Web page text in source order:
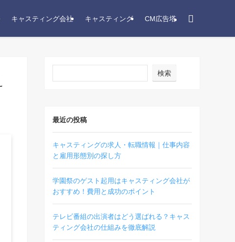
キャスティング会社 キャスティング CM広告塔
検索
最近の投稿
キャスティングの求人・転職情報｜仕事内容
と雇用形態別の探し方
学園祭のゲスト起用はキャスティング会社が
おすすめ！費用と成功のポイント
テレビ番組の出演者はどう選ばれる？キャス
ティング会社の仕組みを徹底解説